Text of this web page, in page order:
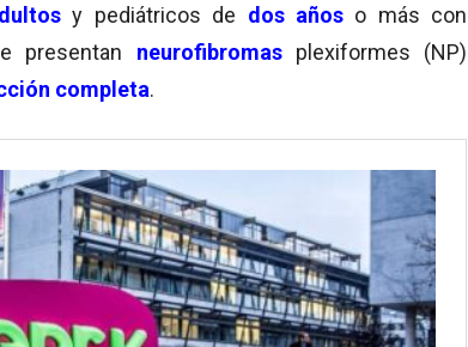
y pediátricos de dos añoso más con
presentan neurofibromas plexiformes (NP)
completa.